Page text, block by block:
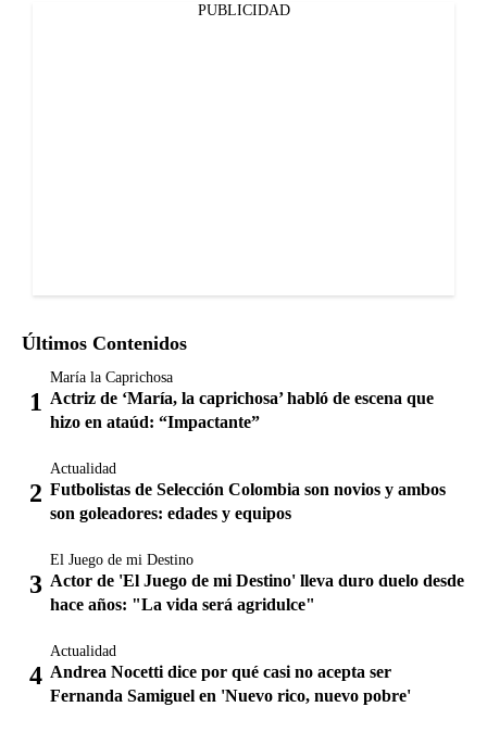
PUBLICIDAD
Últimos Contenidos
María la Caprichosa
Actriz de ‘María, la caprichosa’ habló de escena que
hizo en ataúd: “Impactante”
Actualidad
Futbolistas de Selección Colombia son novios y ambos
son goleadores: edades y equipos
El Juego de mi Destino
Actor de 'El Juego de mi Destino' lleva duro duelo desde
hace años: "La vida será agridulce"
Actualidad
Andrea Nocetti dice por qué casi no acepta ser
Fernanda Samiguel en 'Nuevo rico, nuevo pobre'